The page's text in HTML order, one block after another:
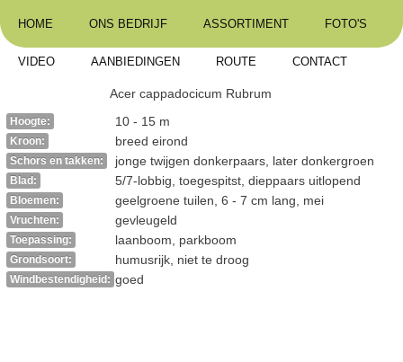
HOME ONS BEDRIJF ASSORTIMENT FOTO'S
VIDEO AANBIEDINGEN ROUTE CONTACT
Acer cappadocicum Rubrum
Hoogte: 10 - 15 m
Kroon: breed eirond
Schors en takken: jonge twijgen donkerpaars, later donkergroen
Blad: 5/7-lobbig, toegespitst, dieppaars uitlopend
Bloemen: geelgroene tuilen, 6 - 7 cm lang, mei
Vruchten: gevleugeld
Toepassing: laanboom, parkboom
Grondsoort: humusrijk, niet te droog
Windbestendigheid: goed